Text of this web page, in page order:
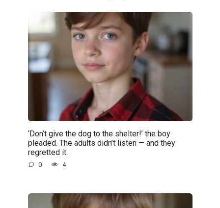
‘Don’t give the dog to the shelter!’ the boy
pleaded. The adults didn’t listen — and they
regretted it.
0 4